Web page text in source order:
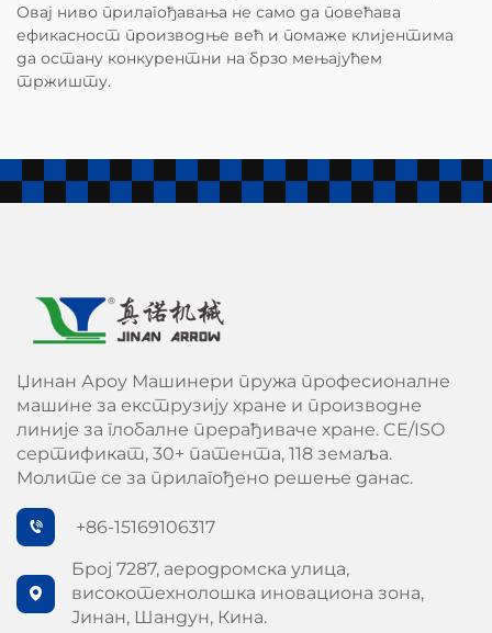
Овај ниво прилагођавања не само да повећава
ефикасност производње већ и помаже клијентима
да остану конкурентни на брзо мењајућем
тржишту.
Џинан Ароу Машинери пружа професионалне
машине за екструзију хране и производне
линије за глобалне прерађиваче хране. CE/ISO
сертификат, 30+ патента, 118 земаља.
Молите се за прилагођено решење данас.
+86-15169106317
Број 7287, аеродромска улица,
високотехнолошка иновациона зона,
Јинан, Шандун, Кина.